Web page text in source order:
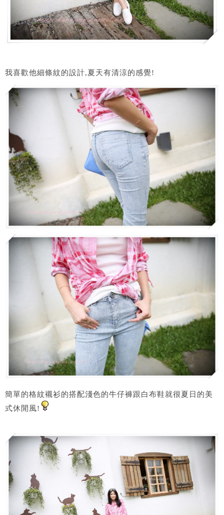
我喜歡他細條紋的設計,夏天有清涼的感覺!
簡單的格紋襯衫的搭配淺色的牛仔褲跟白布鞋就很夏日的美
式休閒風!